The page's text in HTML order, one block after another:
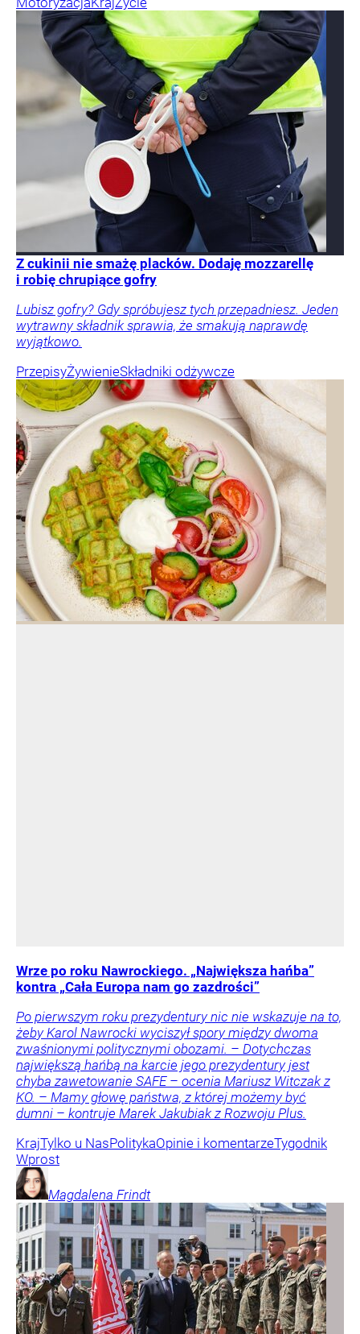
Z cukinii nie smażę placków. Dodaję mozzarellę
i robię chrupiące gofry
Lubisz gofry? Gdy spróbujesz tych przepadniesz. Jeden
wytrawny składnik sprawia, że smakują naprawdę
wyjątkowo.
PrzepisyŻywienieSkładniki odżywcze
Wrze po roku Nawrockiego. „Największa hańba”
kontra „Cała Europa nam go zazdrości”
Po pierwszym roku prezydentury nic nie wskazuje na to,
żeby Karol Nawrocki wyciszył spory między dwoma
zwaśnionymi politycznymi obozami. – Dotychczas
największą hańbą na karcie jego prezydentury jest
chyba zawetowanie SAFE – ocenia Mariusz Witczak z
KO. – Mamy głowę państwa, z której możemy być
dumni – kontruje Marek Jakubiak z Rozwoju Plus.
KrajTylko u NasPolitykaOpinie i komentarzeTygodnik
Wprost
Magdalena Frindt